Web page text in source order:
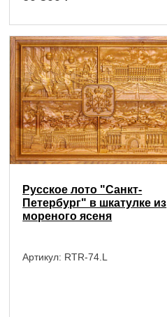
Русское лото "Санкт-
Петербург" в шкатулке из
мореного ясеня
Артикул: RTR-74.L